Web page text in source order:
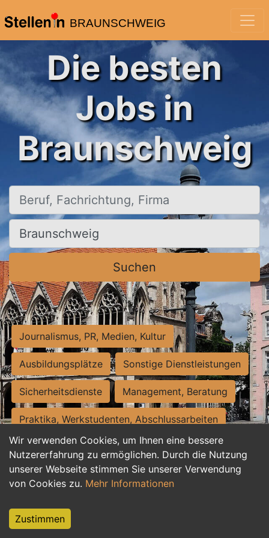
BRAUNSCHWEIG
Wir verwenden Cookies, um Ihnen eine bessere
Nutzererfahrung zu ermöglichen. Durch die Nutzung
unserer Webseite stimmen Sie unserer Verwendung
von Cookies zu. Mehr Informationen
Zustimmen
Die besten
Jobs in
Braunschweig
Beruf, Fachrichtung, Firma
Ort, Stadt
Suchen
Journalismus, PR, Medien, Kultur
Ausbildungsplätze Sonstige Dienstleistungen
Sicherheitsdienste Management, Beratung
Praktika, Werkstudenten, Abschlussarbeiten
Personalwesen Assistenz, Sekretariat
Hilfskräfte, Aushilfs- und Nebenjobs
Weiterbildung, Studium, duale Ausbildung